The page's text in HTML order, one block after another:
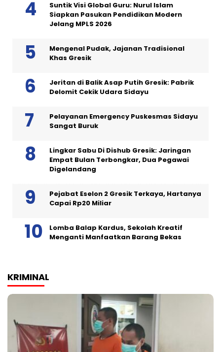
Suntik Visi Global Guru: Nurul Islam
Siapkan Pasukan Pendidikan Modern
Jelang MPLS 2026
Mengenal Pudak, Jajanan Tradisional
Khas Gresik
Jeritan di Balik Asap Putih Gresik: Pabrik
Delomit Cekik Udara Sidayu
Pelayanan Emergency Puskesmas Sidayu
Sangat Buruk
Lingkar Sabu Di Dishub Gresik: Jaringan
Empat Bulan Terbongkar, Dua Pegawai
Digelandang
Pejabat Eselon 2 Gresik Terkaya, Hartanya
Capai Rp20 Miliar
Lomba Balap Kardus, Sekolah Kreatif
Menganti Manfaatkan Barang Bekas
KRIMINAL